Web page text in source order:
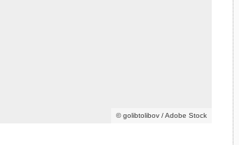
© golibtolibov / Adobe Stock